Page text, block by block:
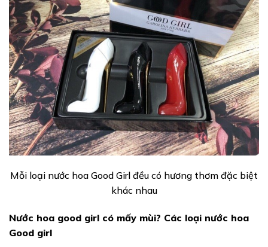
Mỗi loại nước hoa Good Girl đều có hương thơm đặc biệt
khác nhau
Nước hoa good girl có mấy mùi? Các loại nước hoa
Good girl